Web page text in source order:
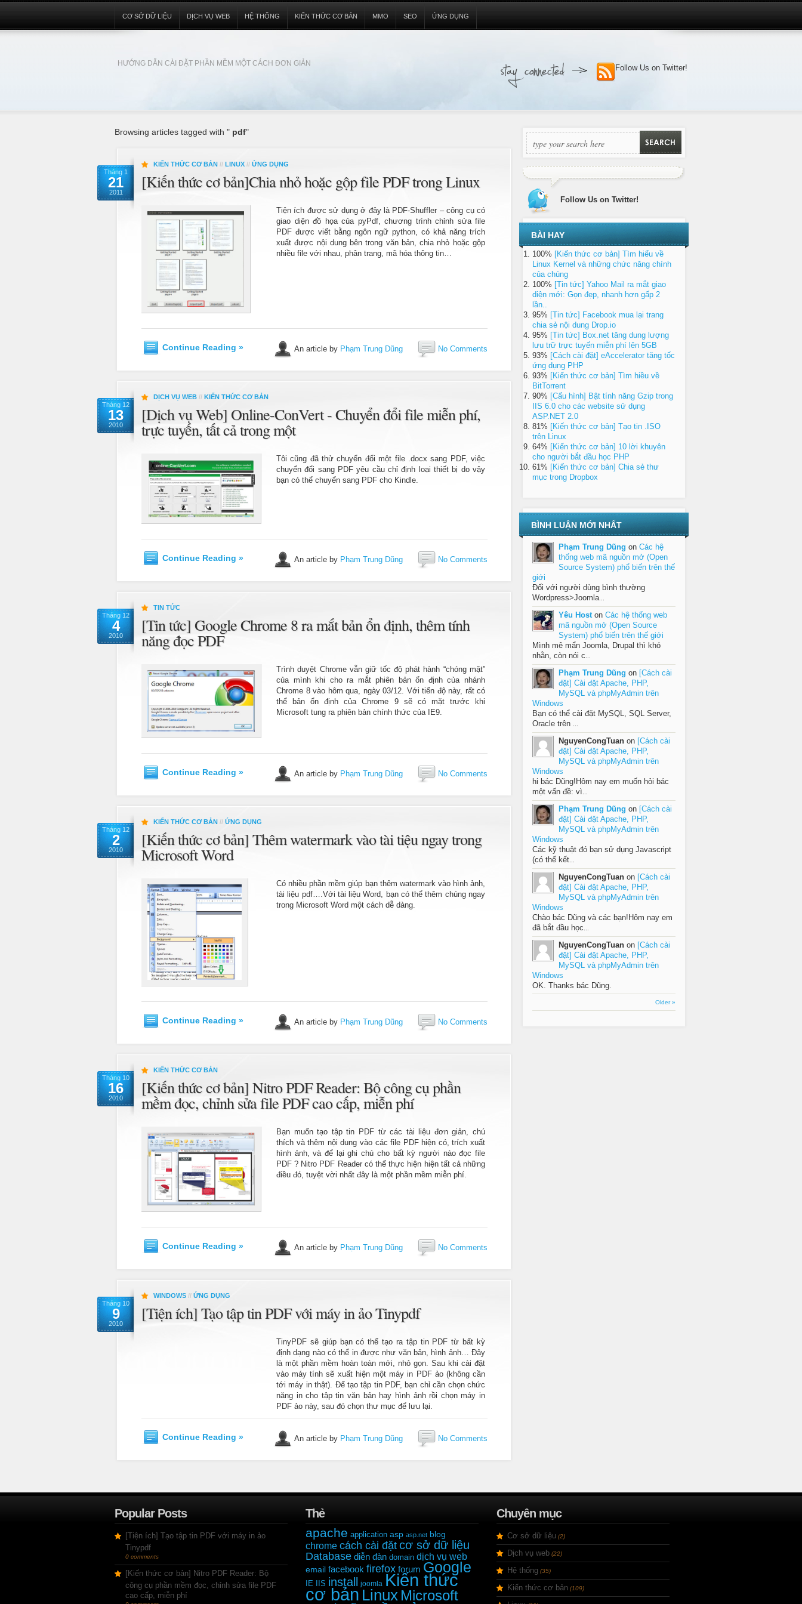
HƯỚNG DẪN CÀI ĐẶT PHẦN MỀM MỘT CÁCH ĐƠN GIẢN
CƠ SỞ DỮ LIỆU DỊCH VỤ WEB HỆ THỐNG KIẾN THỨC CƠ BẢN MMO SEO ỨNG DỤNG
Follow Us on Twitter!
Browsing articles tagged with " pdf"
Tháng 1
21
2011
KIẾN THỨC CƠ BẢN // LINUX // ỨNG DỤNG
[Kiến thức cơ bản]Chia nhỏ hoặc gộp file PDF trong Linux
Tiện ích được sử dụng ở đây là PDF-Shuffler – công cụ có
giao diện đồ họa của pyPdf, chương trình chỉnh sửa file
PDF được viết bằng ngôn ngữ python, có khả năng trích
xuất được nội dung bên trong văn bản, chia nhỏ hoặc gộp
nhiều file với nhau, phân trang, mã hóa thông tin…
Continue Reading » An article by Phạm Trung Dũng No Comments
Tháng 12
13
2010
DỊCH VỤ WEB // KIẾN THỨC CƠ BẢN
[Dịch vụ Web] Online-ConVert - Chuyển đổi file miễn phí,
trực tuyến, tất cả trong một
Tôi cũng đã thử chuyển đổi một file .docx sang PDF, việc
chuyển đổi sang PDF yêu cầu chỉ định loại thiết bị do vậy
bạn có thể chuyển sang PDF cho Kindle.
Continue Reading » An article by Phạm Trung Dũng No Comments
Tháng 12
4
2010
TIN TỨC
[Tin tức] Google Chrome 8 ra mắt bản ổn định, thêm tính
năng đọc PDF
Trình duyệt Chrome vẫn giữ tốc độ phát hành “chóng mặt”
của mình khi cho ra mắt phiên bản ổn định của nhánh
Chrome 8 vào hôm qua, ngày 03/12. Với tiến độ này, rất có
thể bản ổn định của Chrome 9 sẽ có mặt trước khi
Microsoft tung ra phiên bản chính thức của IE9.
Continue Reading » An article by Phạm Trung Dũng No Comments
Tháng 12
2
2010
KIẾN THỨC CƠ BẢN // ỨNG DỤNG
[Kiến thức cơ bản] Thêm watermark vào tài tiệu ngay trong
Microsoft Word
Có nhiều phần mềm giúp bạn thêm watermark vào hình ảnh,
tài liệu pdf….Với tài liệu Word, bạn có thể thêm chúng ngay
trong Microsoft Word một cách dễ dàng.
Continue Reading » An article by Phạm Trung Dũng No Comments
Tháng 10
16
2010
KIẾN THỨC CƠ BẢN
[Kiến thức cơ bản] Nitro PDF Reader: Bộ công cụ phần
mềm đọc, chỉnh sửa file PDF cao cấp, miễn phí
Bạn muốn tạo tập tin PDF từ các tài liệu đơn giản, chú
thích và thêm nội dung vào các file PDF hiện có, trích xuất
hình ảnh, và để lại ghi chú cho bất kỳ người nào đọc file
PDF ? Nitro PDF Reader có thể thực hiện hiện tất cả những
điều đó, tuyệt vời nhất đây là một phần mềm miễn phí.
Continue Reading » An article by Phạm Trung Dũng No Comments
Tháng 10
9
2010
WINDOWS // ỨNG DỤNG
[Tiện ích] Tạo tập tin PDF với máy in ảo Tinypdf
TinyPDF sẽ giúp bạn có thể tạo ra tập tin PDF từ bất kỳ
định dạng nào có thể in được như văn bản, hình ảnh… Đây
là một phần mềm hoàn toàn mới, nhỏ gọn. Sau khi cài đặt
vào máy tính sẽ xuất hiện một máy in PDF ảo (không cần
tới máy in thật). Để tạo tập tin PDF, bạn chỉ cần chọn chức
năng in cho tập tin văn bản hay hình ảnh rồi chọn máy in
PDF ảo này, sau đó chọn thư mục để lưu lại.
Continue Reading » An article by Phạm Trung Dũng No Comments
Follow Us on Twitter!
BÀI HAY
100% [Kiến thức cơ bản] Tìm hiểu về
Linux Kernel và những chức năng chính
của chúng
100% [Tin tức] Yahoo Mail ra mắt giao
diện mới: Gọn đẹp, nhanh hơn gấp 2
lần..
95% [Tin tức] Facebook mua lại trang
chia sẻ nội dung Drop.io
95% [Tin tức] Box.net tăng dung lượng
lưu trữ trực tuyến miễn phí lên 5GB
93% [Cách cài đặt] eAccelerator tăng tốc
ứng dụng PHP
93% [Kiến thức cơ bản] Tìm hiều về
BitTorrent
90% [Cấu hình] Bật tính năng Gzip trong
IIS 6.0 cho các website sử dụng
ASP.NET 2.0
81% [Kiến thức cơ bản] Tạo tin .ISO
trên Linux
64% [Kiến thức cơ bản] 10 lời khuyên
cho người bắt đầu học PHP
61% [Kiến thức cơ bản] Chia sẻ thư
mục trong Dropbox
BÌNH LUẬN MỚI NHẤT
Phạm Trung Dũng on Các hệ
thống web mã nguồn mở (Open
Source System) phổ biến trên thế
giới
Đối với người dùng bình thường
Wordpress>Joomla
Yêu Hoston Các hệ thống web
mã nguồn mở (Open Source
System) phổ biến trên thế giới
Mình mê mẩn Joomla, Drupal thì khó
nhằn, còn nói c
Phạm Trung Dũng on [Cách cài
đặt] Cài đặt Apache, PHP,
MySQL và phpMyAdmin trên
Windows
Bạn có thể cài đặt MySQL, SQL Server,
Oracle trên
NguyenCongTuan on [Cách cài
đặt] Cài đặt Apache, PHP,
MySQL và phpMyAdmin trên
Windows
hi bác Dũng!Hôm nay em muốn hỏi bác
một vấn đề: vì
Phạm Trung Dũng on [Cách cài
đặt] Cài đặt Apache, PHP,
MySQL và phpMyAdmin trên
Windows
Các kỹ thuật đó bạn sử dụng Javascript
(có thể kết
NguyenCongTuan on [Cách cài
đặt] Cài đặt Apache, PHP,
MySQL và phpMyAdmin trên
Windows
Chào bác Dũng và các bạn!Hôm nay em
đã bắt đầu học
NguyenCongTuan on [Cách cài
đặt] Cài đặt Apache, PHP,
MySQL và phpMyAdmin trên
Windows
OK. Thanks bác Dũng.
Older »
Popular Posts
[Tiện ích] Tạo tập tin PDF với máy in ảo
Tinypdf
0 comments
[Kiến thức cơ bản] Nitro PDF Reader: Bộ
công cụ phần mềm đọc, chỉnh sửa file PDF
cao cấp, miễn phí
Thẻ
apache application asp asp.net blog
chrome cách cài đặt cơ sở dữ liệu
Database diễn đàn domain dịch vụ web
email facebook firefox forum Google
IE IIS install joomla Kiến thức
cơ bản Linux Microsoft
Chuyên mục
Cơ sở dữ liệu (2)
Dịch vụ web (22)
Hệ thống (35)
Kiến thức cơ bản (109)